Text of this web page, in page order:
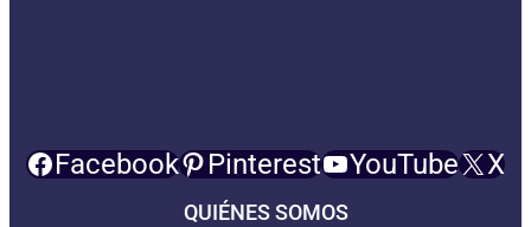
Facebook Pinterest YouTube X
QUIÉNES SOMOS